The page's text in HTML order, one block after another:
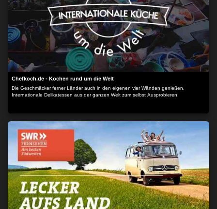
MEHR OPTIONEN
ZUSTIMMEN
Chefkoch.de - Kochen rund um die Welt
Die Geschmäcker ferner Länder auch in den eigenen vier Wänden genießen.
Internationale Delikatessen aus der ganzen Welt zum selbst Ausprobieren.